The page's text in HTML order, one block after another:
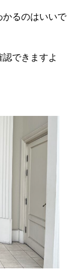
かるのはいいで
できますよ